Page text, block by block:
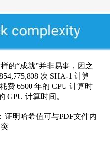
“成就”并非易事，因之
次 SHA-1 计算
费 6500 年的 CPU 计算时
的 GPU 计算时间。